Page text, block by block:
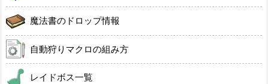
魔法書のドロップ情報
自動狩りマクロの組み方
レイドボス一覧